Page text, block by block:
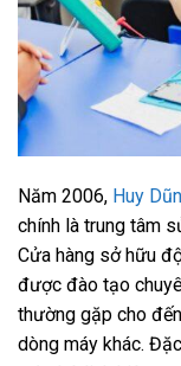
Năm 2006, Huy
chính là trung tâm
Cửa hàng sở hữu
được đào tạo
thường gặp cho
dòng máy khác.